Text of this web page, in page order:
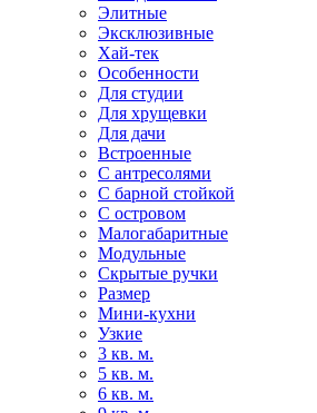
Элитные
Эксклюзивные
Хай-тек
Особенности
Для студии
Для хрущевки
Для дачи
Встроенные
С антресолями
С барной стойкой
С островом
Малогабаритные
Модульные
Скрытые ручки
Размер
Мини-кухни
Узкие
3 кв. м.
5 кв. м.
6 кв. м.